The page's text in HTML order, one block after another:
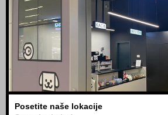
Posetite naše lokacije